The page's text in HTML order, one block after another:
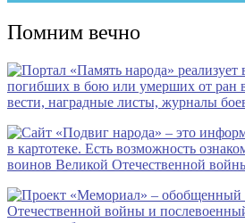
Помним вечно